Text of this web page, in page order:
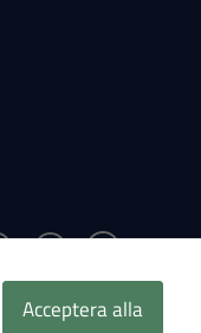
Acceptera alla